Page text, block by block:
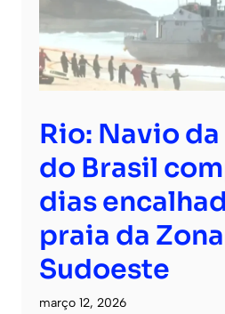
Rio: Navio
do Brasil
dias
praia da Zona
Sudoeste
março 12, 2026